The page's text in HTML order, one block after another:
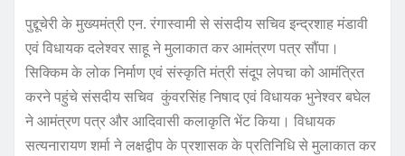
पुद्दूचेरी के मुख्यमंत्री एन. रंगास्वामी से संसदीय सचिव इन्द्रशाह मंडावी
एवं विधायक दलेश्वर साहू ने मुलाकात कर आमंत्रण पत्र सौंपा।
सिक्किम के लोक निर्माण एवं संस्कृति मंत्री संदूप लेपचा को आमंत्रित
करने पहुंचे संसदीय सचिव कुंवरसिंह निषाद एवं विधायक भुनेश्वर बघेल
ने आमंत्रण पत्र और आदिवासी कलाकृति भेंट किया। विधायक
सत्यनारायण शर्मा ने लक्षद्वीप के प्रशासक के प्रतिनिधि से मुलाकात कर